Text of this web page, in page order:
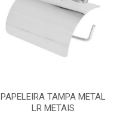
PAPELEIRA TAMPA METAL
LR METAIS